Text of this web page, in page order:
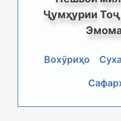
Ҷумҳурии
Вохӯриҳо